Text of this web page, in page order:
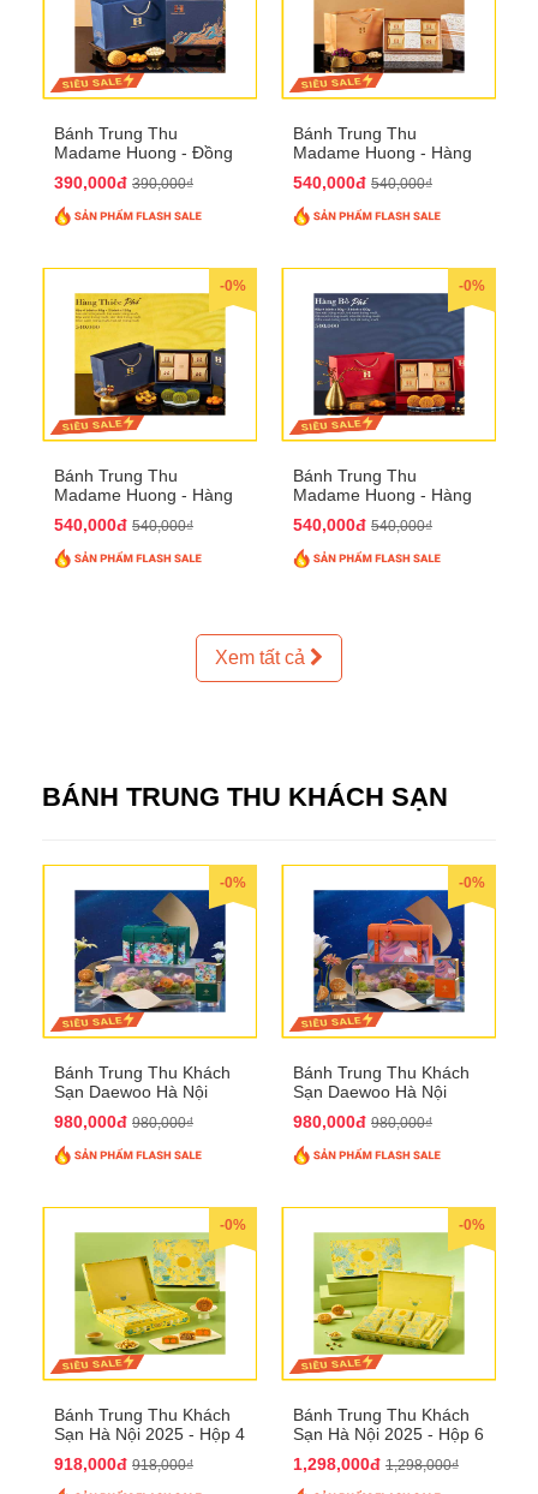
Bánh Trung Thu
Madame Huong - Đồng
390,000đ 390,000₫
Bánh Trung Thu
Madame Huong - Hàng
540,000đ 540,000₫
-0%
Bánh Trung Thu
Madame Huong - Hàng
540,000đ 540,000₫
-0%
Bánh Trung Thu
Madame Huong - Hàng
540,000đ 540,000₫
Xem tất cả
BÁNH TRUNG THU KHÁCH SẠN
-0%
Bánh Trung Thu Khách
Sạn Daewoo Hà Nội
QTTT30
980,000đ 980,000₫
-0%
Bánh Trung Thu Khách
Sạn Daewoo Hà Nội
QTTT31
980,000đ 980,000₫
-0%
Bánh Trung Thu Khách
Sạn Hà Nội 2025 - Hộp 4
918,000đ 918,000₫
-0%
Bánh Trung Thu Khách
Sạn Hà Nội 2025 - Hộp 6
1,298,000đ 1,298,000₫